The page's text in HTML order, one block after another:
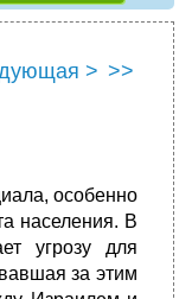
> >>
особенно
населения. В
угрозу для
за этим